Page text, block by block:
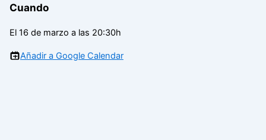
Cuando
El 16 de marzo a las 20:30h
Añadir a Google Calendar